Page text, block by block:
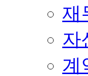
재
자
계